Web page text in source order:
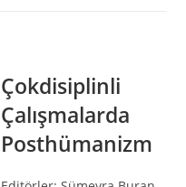
Çokdisiplinli
Çalışmalarda
Posthümanizm